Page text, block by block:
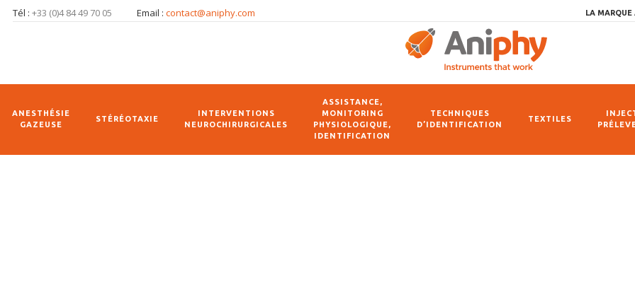
Tél : +33 (0)4 84 49 70 05 Email : contact@aniphy.com LA MARQUE
ANESTHÉSIE
GAZEUSE
STÉRÉOTAXIE
INTERVENTIONS
NEUROCHIRURGICALES
ASSISTANCE,
MONITORING
PHYSIOLOGIQUE,
IDENTIFICATION
TECHNIQUES
D’IDENTIFICATION
TEXTILES